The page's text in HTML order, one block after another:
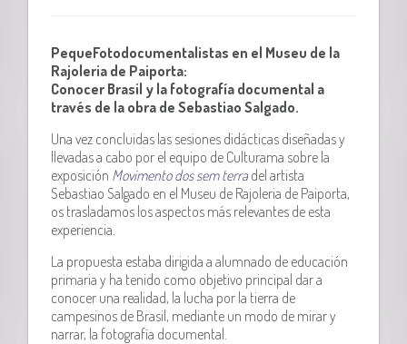
PequeFotodocumentalistas en el Museu de la
Rajoleria de Paiporta:
Conocer Brasil y la fotografía documental a
través de la obra de Sebastiao Salgado.
Una vez concluidas las sesiones didácticas diseñadas y
llevadas a cabo por el equipo de Culturama sobre la
exposición Movimento dos sem terradel artista
Sebastiao Salgado en el Museu de Rajoleria de Paiporta,
os trasladamos los aspectos más relevantes de esta
experiencia.
La propuesta estaba dirigida a alumnado de educación
primaria y ha tenido como objetivo principal dar a
conocer una realidad, la lucha por la tierra de
campesinos de Brasil, mediante un modo de mirar y
narrar, la fotografía documental.